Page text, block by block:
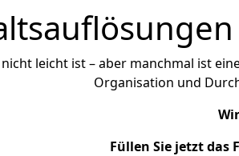
leicht ist – aber manchmal ist
Organisation und
Füllen Sie jetzt das